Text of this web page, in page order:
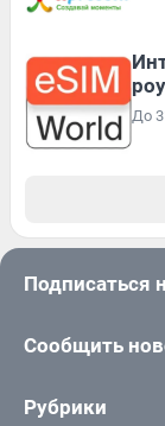
До
Подписаться
Сообщить
Рубрики